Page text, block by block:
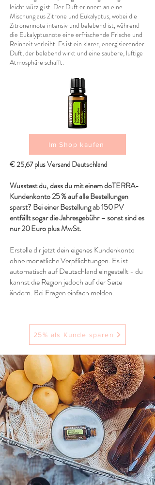
leicht würzig ist. Der Duft erinnert an eine
Mischung aus Zitrone und Eukalyptus, wobei die
Zitronennote intensiv und belebend ist, während
die Eukalyptusnote eine erfrischende Frische und
Reinheit verleiht. Es ist ein klarer, energisierender
Duft, der belebend wirkt und eine saubere, luftige
Atmosphäre schafft.
Im Shop kaufen
€ 25,67 plus Versand Deutschland
Wusstest du, dass du mit einem doTERRA-
Kundenkonto 25 % auf alle Bestellungen
sparst? Bei einer Bestellung ab 150 PV
entfällt sogar die Jahresgebühr – sonst sind es
nur 20 Euro plus MwSt.
Erstelle dir jetzt dein eigenes Kundenkonto
ohne monatliche Verpflichtungen. Es ist
automatisch auf Deutschland eingestellt - du
kannst die Region jedoch auf der Seite
ändern. Bei Fragen einfach melden.
25% als Kunde sparen